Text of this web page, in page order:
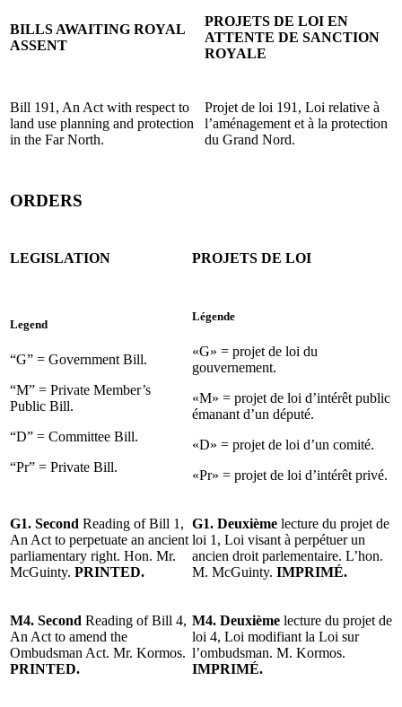
BILLS AWAITING ROYAL
ASSENT
PROJETS DE LOI EN
ATTENTE DE SANCTION
ROYALE
Bill 191, An Act with respect to
land use planning and protection
in the Far North.
Projet de loi 191, Loi relative à
l’aménagement et à la protection
du Grand Nord.
ORDERS
LEGISLATION PROJETS DE LOI
Legend
“G” = Government Bill.
“M” = Private Member’s
Public Bill.
“D” = Committee Bill.
“Pr” = Private Bill.
Légende
«G» = projet de loi du
gouvernement.
«M» = projet de loi d’intérêt public
émanant d’un député.
«D» = projet de loi d’un comité.
«Pr» = projet de loi d’intérêt privé.
G1. Second Reading of Bill 1,
An Act to perpetuate an ancient
parliamentary right. Hon. Mr.
McGuinty. PRINTED.
G1. Deuxième lecture du projet de
loi 1, Loi visant à perpétuer un
ancien droit parlementaire. L’hon.
M. McGuinty. IMPRIMÉ.
M4. Second Reading of Bill 4,
An Act to amend the
Ombudsman Act. Mr. Kormos.
PRINTED.
M4. Deuxième lecture du projet de
loi 4, Loi modifiant la Loi sur
l’ombudsman. M. Kormos.
IMPRIMÉ.